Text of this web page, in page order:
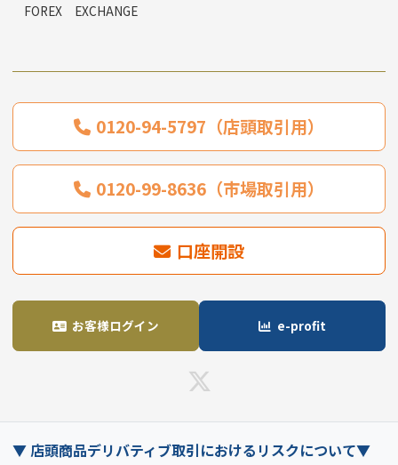
FOREX EXCHANGE
0120-94-5797（店頭取引用）
0120-99-8636（市場取引用）
口座開設
お客様ログイン e-profit
▼ 店頭商品デリバティブ取引におけるリスクについて▼